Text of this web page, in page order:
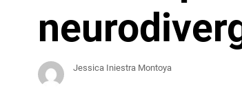
Jessica Iniestra Montoya